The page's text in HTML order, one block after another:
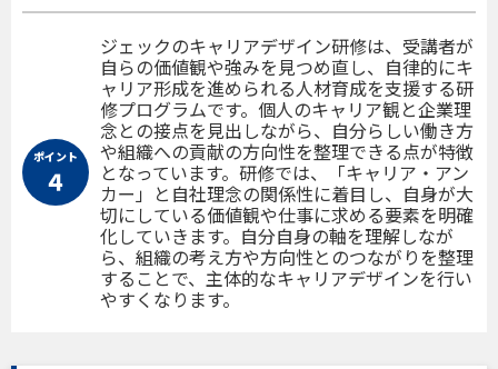
ポイント
４
ジェックのキャリアデザイン研修は、受講者が
自らの価値観や強みを見つめ直し、自律的にキ
ャリア形成を進められる人材育成を支援する研
修プログラムです。個人のキャリア観と企業理
念との接点を見出しながら、自分らしい働き方
や組織への貢献の方向性を整理できる点が特徴
となっています。研修では、「キャリア・アン
カー」と自社理念の関係性に着目し、自身が大
切にしている価値観や仕事に求める要素を明確
化していきます。自分自身の軸を理解しなが
ら、組織の考え方や方向性とのつながりを整理
することで、主体的なキャリアデザインを行い
やすくなります。